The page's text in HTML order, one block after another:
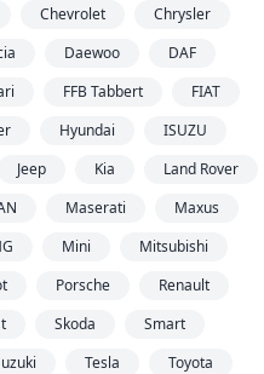
Chevrolet
Chrysler
Daewoo
DAF
FFB Tabbert
FIAT
Hyundai
ISUZU
Jeep Kia
Land Rover
Maserati
Maxus
Mini
Mitsubishi
Porsche
Renault
Skoda
Smart
Tesla
Toyota